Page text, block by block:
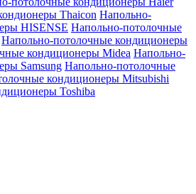
Thaicon Напольно-
HISENSE Напольно-потолочные
Напольно-потолочные кондиционеры
кондиционеры Midea Напольно-
Samsung Напольно-потолочные
кондиционеры Mitsubishi
Toshiba